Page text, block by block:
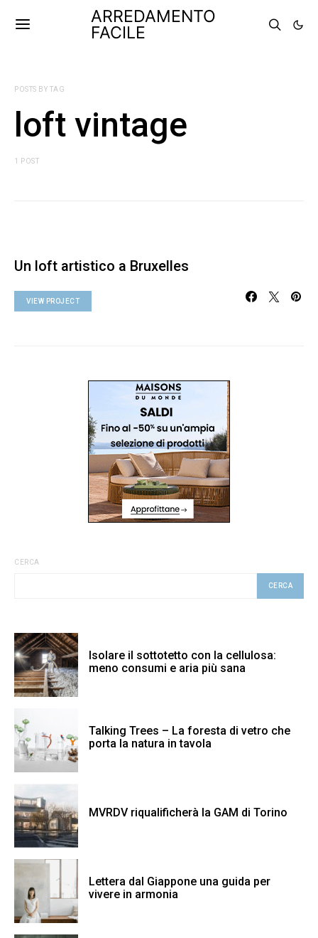
ARREDAMENTO
FACILE
POSTS BY TAG
loft vintage
1 POST
Un loft artistico a Bruxelles
VIEW PROJECT
CERCA
CERCA
Isolare il sottotetto con la cellulosa:
meno consumi e aria più sana
Talking Trees – La foresta di vetro che
porta la natura in tavola
MVRDV riqualificherà la GAM di Torino
Lettera dal Giappone una guida per
vivere in armonia